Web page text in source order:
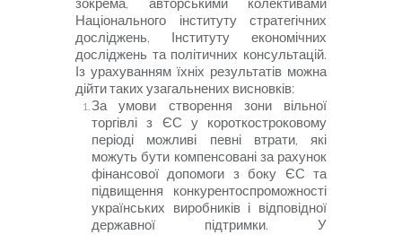
Національного інституту стратегічних
досліджень, Інституту економічних
досліджень та політичних консультацій.
Із урахуванням їхніх результатів можна
дійти таких узагальнених висновків:
За умови створення зони вільної
торгівлі з ЄС у короткостроковому
періоді можливі певні втрати, які
можуть бути компенсовані за рахунок
фінансової допомоги з боку ЄС та
підвищення конкурентоспроможності
українських виробників і відповідної
державної підтримки. У